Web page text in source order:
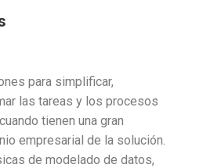
para simplificar,
las tareas y los procesos
tienen una gran
empresarial de la solución.
de modelado de datos,